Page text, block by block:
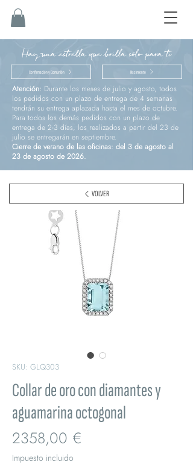
Hay una estrella que brilla sólo para ti
Confirmación y Comunión Nacimiento
Atención: Durante los meses de julio y agosto, todos
los pedidos con un plazo de entrega de 4 semanas
tendrán su entrega aplazada hasta el mes de octubre.
Para todos los demás pedidos con un plazo de
entrega de 2-3 días, los realizados a partir del 23 de
julio se entregarán en septiembre.
Cierre de verano de las oficinas: del 3 de agosto al
23 de agosto de 2026.
SKU: GLQ303
Collar de oro con diamantes y
aguamarina octogonal
2358,00 €
Impuesto incluido
VOLVER